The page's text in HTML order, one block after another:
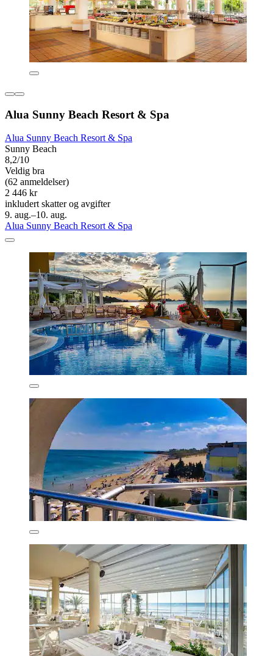
Alua Sunny Beach Resort & Spa
Alua Sunny Beach Resort & Spa
Sunny Beach
8,2/10
Veldig bra
(62 anmeldelser)
2 446 kr
inkludert skatter og avgifter
9. aug.–10. aug.
Alua Sunny Beach Resort & Spa